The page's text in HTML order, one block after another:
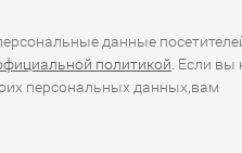
данные
политикой . Если вы
персональных данных,вам